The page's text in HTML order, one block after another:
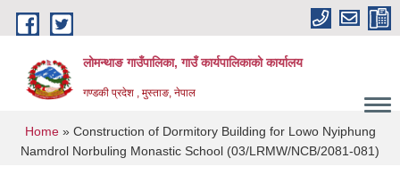
Skip to main content
लोमन्थाङ गाउँपालिका, गाउँ कार्यपालिकाको कार्यालय
गण्डकी प्रदेश , मुस्ताङ, नेपाल
You are here
Home» Construction of Dormitory Building for Lowo Nyiphung
Namdrol Norbuling Monastic School (03/LRMW/NCB/2081-081)